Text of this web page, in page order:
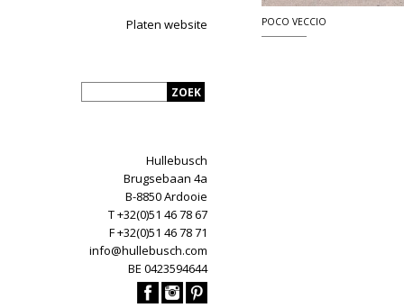
Platen website
Hullebusch
Brugsebaan 4a
B-8850 Ardooie
T +32(0)51 46 78 67
F +32(0)51 46 78 71
info@hullebusch.com
BE 0423594644
POCO VECCIO